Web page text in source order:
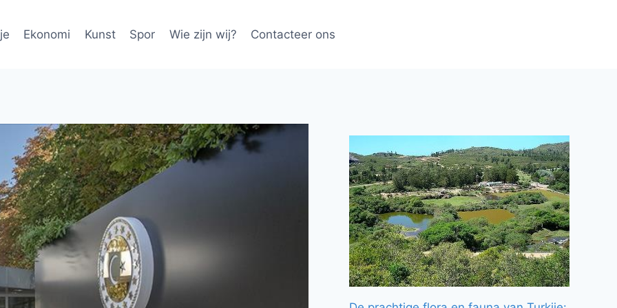
Ekonomi Kunst Spor Wie zijn wij? Contacteer ons